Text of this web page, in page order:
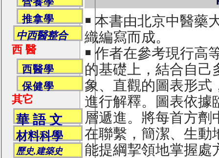
推拿學
中西醫整合
西 醫
西醫學
保健學
其它
華 語 文
材料科學
歷史,建築史
￭ 本書由北京中醫藥
織編寫而成。
￭ 作者在參考現行高
的基礎上，結合自己
象、直觀的圖表形式
進行解釋。圖表依據
層遞進。將每首方劑
在聯繫，簡潔、生動
能提綱挈領地掌握處